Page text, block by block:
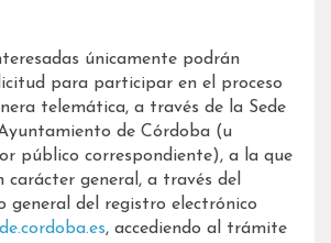
únicamente podrán
para participar en el proceso
telemática, a través de la Sede
de Córdoba (u
público correspondiente), a la que
carácter general, a través del
general del registro electrónico
, accediendo al trámite